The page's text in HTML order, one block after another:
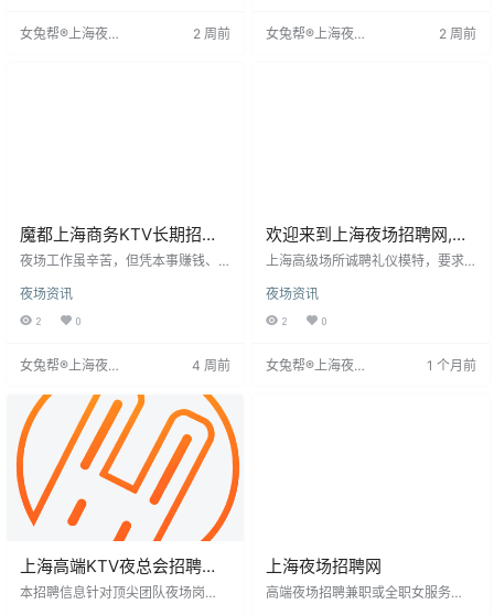
红谷滩夜店更看重人靠谱。薪资因
女兔帮®上海夜场
2 周前
桌，有清晰成长路径。
女兔帮®上海夜场
2 周前
魔都上海商务KTV长期招聘,
轻松上班良心诚聘超赚
夜场工作虽辛苦，但凭本事赚钱、
领队，我们免费、福利好、无经验
要求。提供住宿、护送、高薪、公
运，快来加入！
夜场资讯
2 0
女兔帮®上海夜场
4 周前
欢迎来到上海夜场招聘网,上
海夜场招聘信息发布专业网
上海高级场所诚聘礼仪模特，要求
上，形象气质佳，自信沟通能力
强，适应夜间工作。岗位职责为客
热情者加入。
夜场资讯
2 0
女兔帮®上海夜场
1 个月前
上海高端KTV夜总会招聘信
息：轻松工作，无需过量饮
本招聘信息针对顶尖团队夜场岗
上海夜场招聘网
高端夜场招聘兼职或全职女服务